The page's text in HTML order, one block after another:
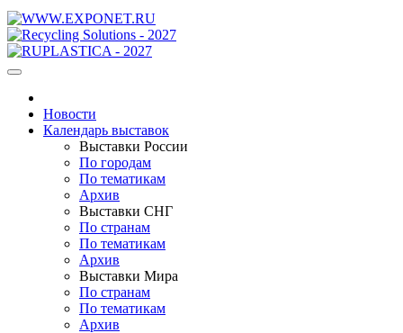
Новости
Календарь выставок
Выставки России
По городам
По тематикам
Архив
Выставки СНГ
По странам
По тематикам
Архив
Выставки Мира
По странам
По тематикам
Архив